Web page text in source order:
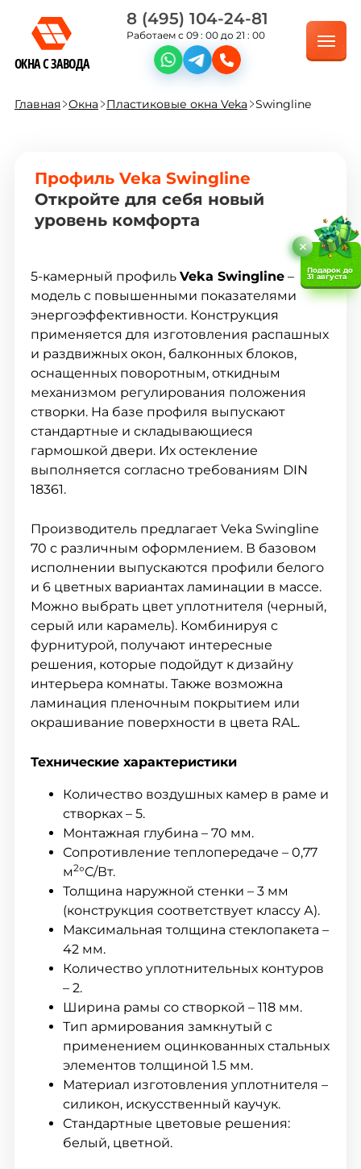
ОКНА С ЗАВОДА
8 (495) 104-24-81
Работаем с 09 : 00 до 21 : 00
Главная Окна Пластиковые окна Veka Swingline
Профиль Veka Swingline
Откройте для себя новый
уровень комфорта
5-камерный профиль Veka Swingline–
модель с повышенными показателями
энергоэффективности. Конструкция
применяется для изготовления распашных
и раздвижных окон, балконных блоков,
оснащенных поворотным, откидным
механизмом регулирования положения
створки. На базе профиля выпускают
стандартные и складывающиеся
гармошкой двери. Их остекление
выполняется согласно требованиям DIN
18361.
Производитель предлагает Veka Swingline
70 с различным оформлением. В базовом
исполнении выпускаются профили белого
и 6 цветных вариантах ламинации в массе.
Можно выбрать цвет уплотнителя (черный,
серый или карамель). Комбинируя с
фурнитурой, получают интересные
решения, которые подойдут к дизайну
интерьера комнаты. Также возможна
ламинация пленочным покрытием или
окрашивание поверхности в цвета RAL.
Технические характеристики
Количество воздушных камер в раме и
створках – 5.
Монтажная глубина – 70 мм.
Сопротивление теплопередаче – 0,77
м2°С/Вт.
Толщина наружной стенки – 3 мм
(конструкция соответствует классу А).
Максимальная толщина стеклопакета –
42 мм.
Количество уплотнительных контуров
– 2.
Ширина рамы со створкой – 118 мм.
Тип армирования замкнутый с
применением оцинкованных стальных
элементов толщиной 1.5 мм.
Материал изготовления уплотнителя –
силикон, искусственный каучук.
Стандартные цветовые решения:
белый, цветной.
Подарок до
31 августа